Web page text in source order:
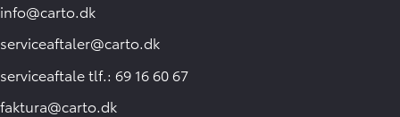
info@carto.dk
serviceaftaler@carto.dk
serviceaftale tlf.: 69 16 60 67
faktura@carto.dk